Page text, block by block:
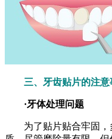
三、牙齿贴片的注意
·牙体处理问题
为了贴片贴合牢固，